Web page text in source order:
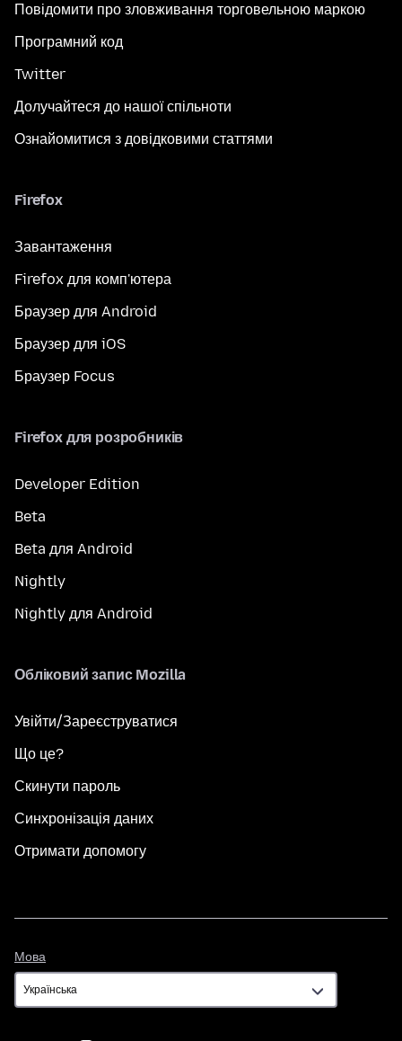
Повідомити про зловживання торговельною маркою
Програмний код
Twitter
Долучайтеся до нашої спільноти
Ознайомитися з довідковими статтями
Firefox
Завантаження
Firefox для комп'ютера
Браузер для Android
Браузер для iOS
Браузер Focus
Firefox для розробників
Developer Edition
Beta
Beta для Android
Nightly
Nightly для Android
Обліковий запис Mozilla
Увійти/Зареєструватися
Що це?
Скинути пароль
Синхронізація даних
Отримати допомогу
Мова